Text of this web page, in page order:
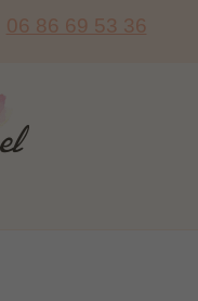
06 86 69 53 36